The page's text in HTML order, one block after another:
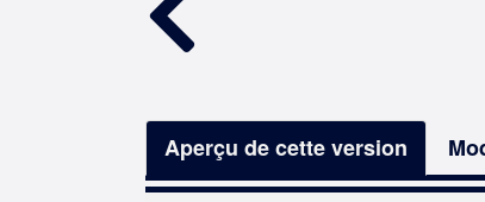
Aperçu de cette version